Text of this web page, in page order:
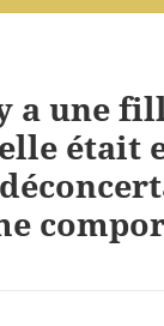
a une
était